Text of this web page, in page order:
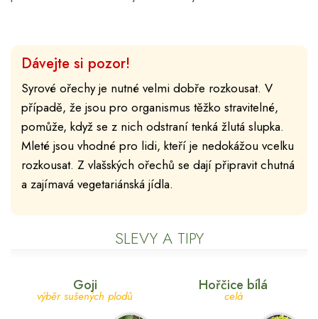
Dávejte si pozor!
Syrové ořechy je nutné velmi dobře rozkousat. V
případě, že jsou pro organismus těžko stravitelné,
pomůže, když se z nich odstraní tenká žlutá slupka.
Mleté jsou vhodné pro lidi, kteří je nedokážou vcelku
rozkousat. Z vlašských ořechů se dají připravit chutná
a zajímavá vegetariánská jídla.
SLEVY A TIPY
Goji
výběr sušených plodů
Hořčice bílá
celá